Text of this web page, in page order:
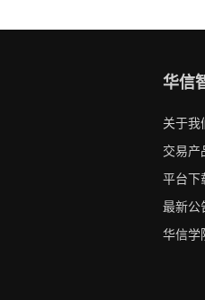
华信
关于我
交易产
平台下
最新公
华信学